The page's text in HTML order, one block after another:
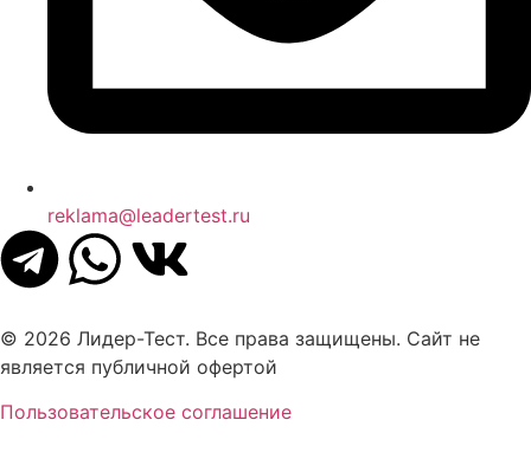
reklama@leadertest.ru
© 2026 Лидер-Тест. Все права защищены. Сайт не
является публичной офертой
Пользовательское соглашение